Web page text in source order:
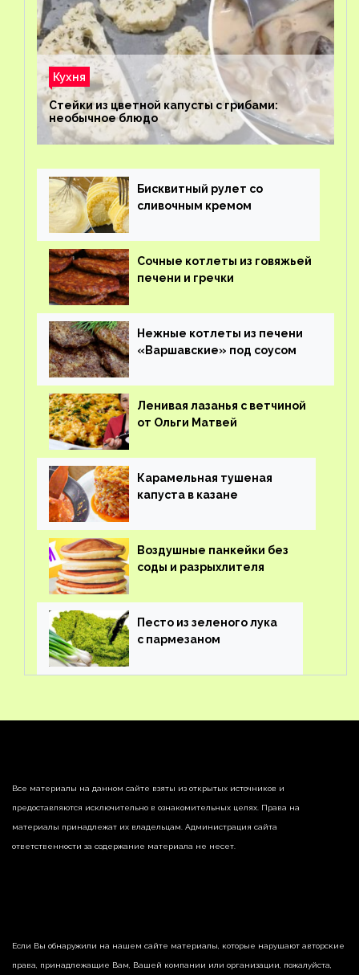
Кухня
Стейки из цветной капусты с грибами:
необычное блюдо
Бисквитный рулет со
сливочным кремом
Сочные котлеты из говяжьей
печени и гречки
Нежные котлеты из печени
«Варшавские» под соусом
Ленивая лазанья с ветчиной
от Ольги Матвей
Карамельная тушеная
капуста в казане
Воздушные панкейки без
соды и разрыхлителя
Песто из зеленого лука
с пармезаном
Все материалы на данном сайте взяты из открытых источников и
предоставляются исключительно в ознакомительных целях. Права на
материалы принадлежат их владельцам. Администрация сайта
ответственности за содержание материала не несет.
Если Вы обнаружили на нашем сайте материалы, которые нарушают авторские
права, принадлежащие Вам, Вашей компании или организации, пожалуйста,